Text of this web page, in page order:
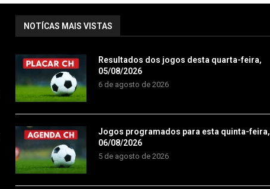
NOTÍCAS MAIS VISTAS
Resultados dos jogos desta quarta-feira,
05/08/2026
6 de agosto de 2026
Jogos programados para esta quinta-feira,
06/08/2026
5 de agosto de 2026